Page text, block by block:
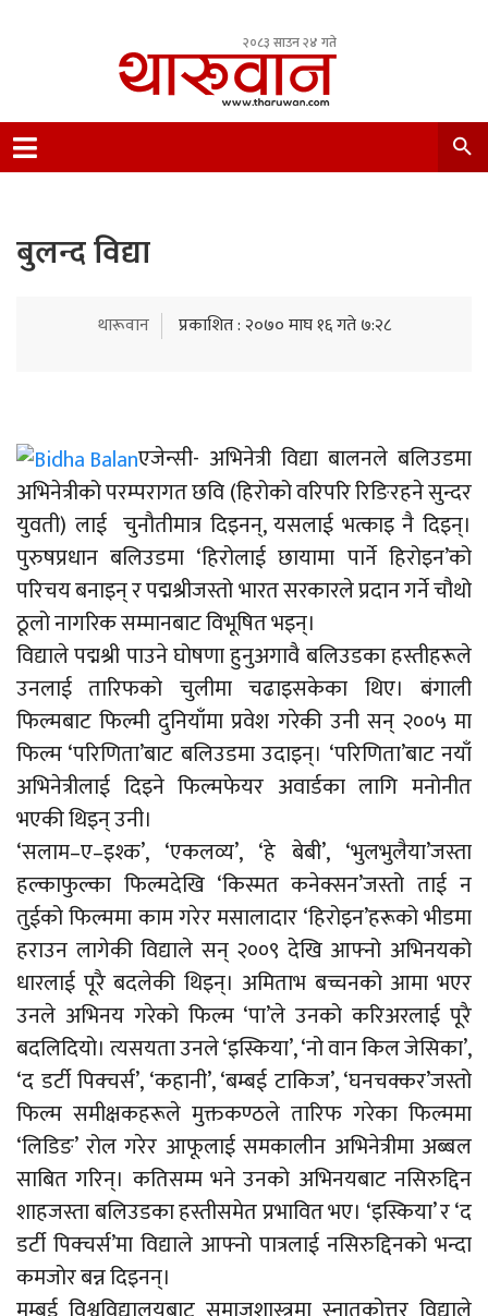
२०८३ साउन २४ गते
Nepal.
बुलन्द विद्या
थारूवान प्रकाशित : २०७० माघ १६ गते ७:२८
एजेन्सी- अभिनेत्री विद्या बालनले बलिउडमा
अभिनेत्रीको परम्परागत छवि (हिरोको वरिपरि रिङिरहने सुन्दर
युवती) लाई चुनौतीमात्र दिइनन्, यसलाई भत्काइ नै दिइन्।
पुरुषप्रधान बलिउडमा ‘हिरोलाई छायामा पार्ने हिरोइन’को
परिचय बनाइन् र पद्मश्रीजस्तो भारत सरकारले प्रदान गर्ने चौथो
ठूलो नागरिक सम्मानबाट विभूषित भइन्।
विद्याले पद्मश्री पाउने घोषणा हुनुअगावै बलिउडका हस्तीहरूले
उनलाई तारिफको चुलीमा चढाइसकेका थिए। बंगाली
फिल्मबाट फिल्मी दुनियाँमा प्रवेश गरेकी उनी सन् २००५ मा
फिल्म ‘परिणिता’बाट बलिउडमा उदाइन्। ‘परिणिता’बाट नयाँ
अभिनेत्रीलाई दिइने फिल्मफेयर अवार्डका लागि मनोनीत
भएकी थिइन् उनी।
‘सलाम–ए–इश्क’, ‘एकलव्य’, ‘हे बेबी’, ‘भुलभुलैया’जस्ता
हल्काफुल्का फिल्मदेखि ‘किस्मत कनेक्सन’जस्तो ताई न
तुईको फिल्ममा काम गरेर मसालादार ‘हिरोइन’हरूको भीडमा
हराउन लागेकी विद्याले सन् २००९ देखि आफ्नो अभिनयको
धारलाई पूरै बदलेकी थिइन्। अमिताभ बच्चनको आमा भएर
उनले अभिनय गरेको फिल्म ‘पा’ले उनको करिअरलाई पूरै
बदलिदियो। त्यसयता उनले ‘इस्किया’, ‘नो वान किल जेसिका’,
‘द डर्टी पिक्चर्स’, ‘कहानी’, ‘बम्बई टाकिज’, ‘घनचक्कर’जस्तो
फिल्म समीक्षकहरूले मुक्तकण्ठले तारिफ गरेका फिल्ममा
‘लिडिङ’ रोल गरेर आफूलाई समकालीन अभिनेत्रीमा अब्बल
साबित गरिन्। कतिसम्म भने उनको अभिनयबाट नसिरुद्दिन
शाहजस्ता बलिउडका हस्तीसमेत प्रभावित भए। ‘इस्किया’ र ‘द
डर्टी पिक्चर्स’मा विद्याले आफ्नो पात्रलाई नसिरुद्दिनको भन्दा
कमजोर बन्न दिइनन्।